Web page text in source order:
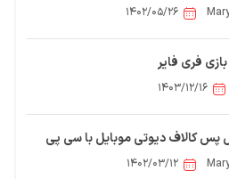
۱۴۰۲/۰۵/۲۶
فری فایر
۱۴۰۳/۱۲/۱۶
پس کالاف دیوتی موبایل با سی پی
۱۴۰۲/۰۳/۱۲